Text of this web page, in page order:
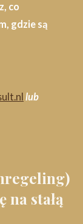
co
gdzie są
lub
na stałą